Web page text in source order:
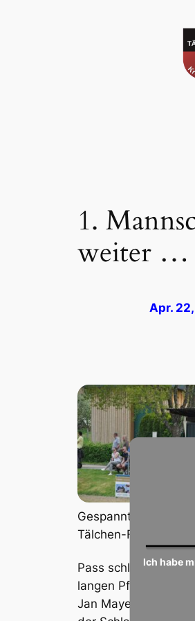
Ich habe
1.
weiter …
Apr.
Gespannt
Tälchen-Fans
Pass schlug oder
langen Pfosten
Jan Mayer hielt den